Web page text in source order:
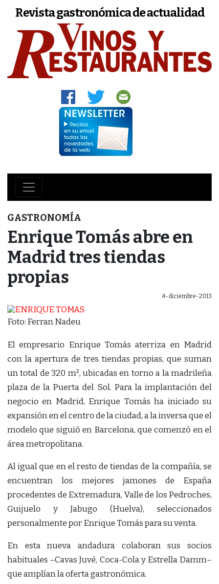
Revista gastronómica de actualidad
GASTRONOMÍA
Enrique Tomás abre en
Madrid tres tiendas
propias
4-diciembre-2013
Foto: Ferran Nadeu
El empresario Enrique Tomás aterriza en Madrid
con la apertura de tres tiendas propias, que suman
un total de 320 m², ubicadas en torno a la madrileña
plaza de la Puerta del Sol. Para la implantación del
negocio en Madrid, Enrique Tomás ha iniciado su
expansión en el centro de la ciudad, a la inversa que el
modelo que siguió en Barcelona, que comenzó en el
área metropolitana.
Al igual que en el resto de tiendas de la compañía, se
encuentran los mejores jamones de España
procedentes de Extremadura, Valle de los Pedroches,
Guijuelo y Jabugo (Huelva), seleccionados
personalmente por Enrique Tomás para su venta.
En esta nueva andadura colaboran sus socios
habituales –Cavas Juvé, Coca-Cola y Estrella Damm–
que amplían la oferta gastronómica.